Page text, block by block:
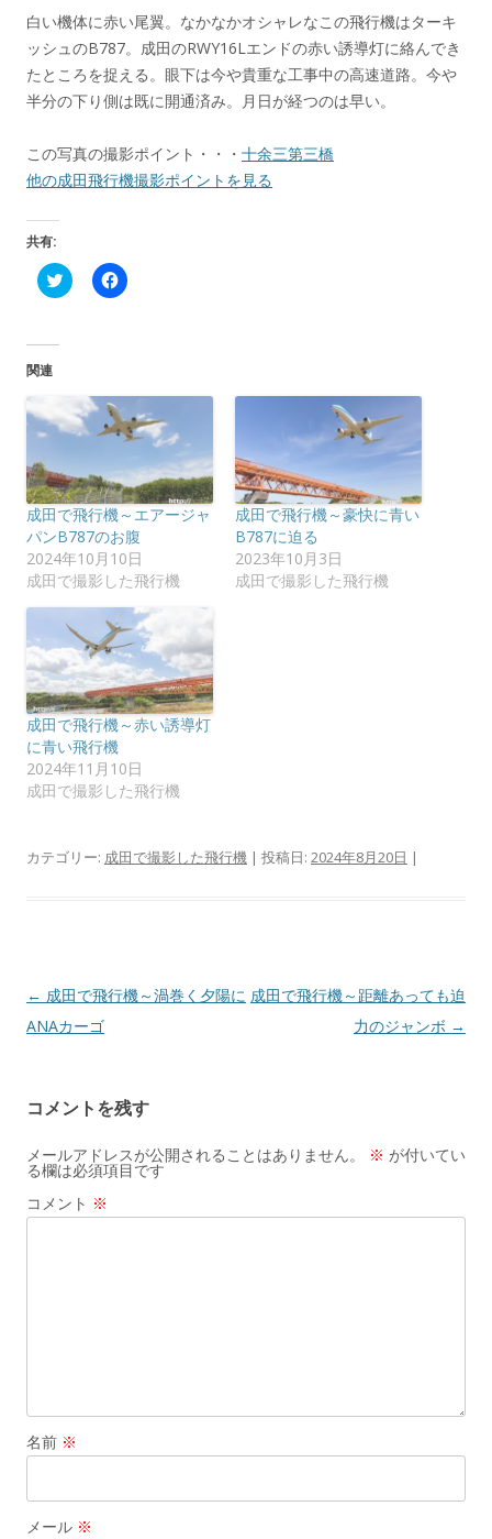
白い機体に赤い尾翼。なかなかオシャレなこの飛行機はターキ
ッシュのB787。成田のRWY16Lエンドの赤い誘導灯に絡んでき
たところを捉える。眼下は今や貴重な工事中の高速道路。今や
半分の下り側は既に開通済み。月日が経つのは早い。
この写真の撮影ポイント・・・ 十余三第三橋
他の成田飛行機撮影ポイントを見る
共有:
ク
リ
t
e
共
有
(
新
し
い
ウ
ィ
ン
ド
ウ
で
開
き
ま
す
)
F
a
で
有
す
は
ク
リ
ッ
ク
し
て
く
だ
さ
(
新
し
い
ウ
ィ
ン
で
開
き
関連
成田で飛行機～エアージャ
パンB787のお腹
2024年10月10日
成田で撮影した飛行機
成田で飛行機～豪快に青い
B787に迫る
2023年10月3日
成田で撮影した飛行機
成田で飛行機～赤い誘導灯
に青い飛行機
2024年11月10日
成田で撮影した飛行機
カテゴリー: 成田で撮影した飛行機 | 投稿日: 2024年8月20日 |
投
稿
ゲ
ー
シ
ョ
← 成田で飛行機～渦巻く夕陽に
ANAカーゴ
成田で飛行機～距離あっても迫
力のジャンボ →
コメントを残す
メールアドレスが公開されることはありません。 ※ が付いてい
る欄は必須項目です
コメント ※
名前 ※
メール ※